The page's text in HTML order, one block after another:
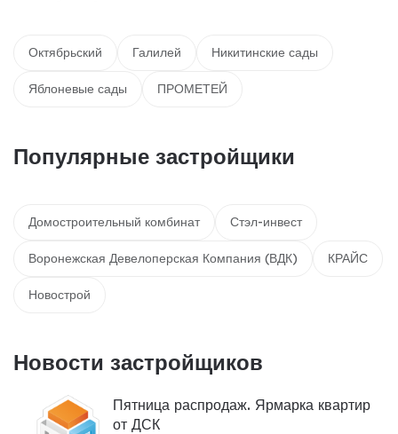
Октябрьский Галилей Никитинские сады
Яблоневые сады ПРОМЕТЕЙ
Популярные застройщики
Домостроительный комбинат Стэл-инвест
Воронежская Девелоперская Компания (ВДК) КРАЙС
Новострой
Новости застройщиков
Пятница распродаж. Ярмарка квартир
от ДСК